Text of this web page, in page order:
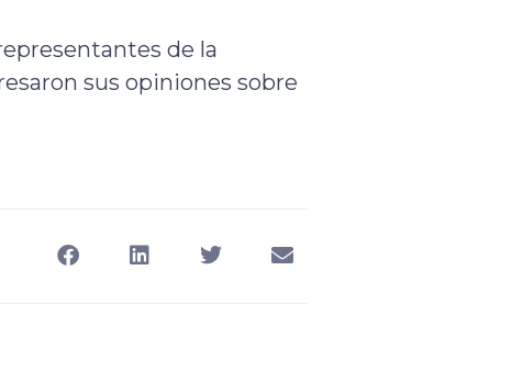
de la
sus opiniones sobre